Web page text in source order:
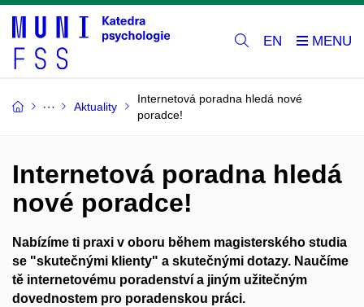
EN
Aktuality
Internetová poradna hledá nové
poradce!
Internetová poradna hledá
nové poradce!
Nabízíme ti praxi v oboru během magisterského studia
se "skutečnými klienty" a skutečnými dotazy. Naučíme
tě internetovému poradenství a jiným užitečným
dovednostem pro poradenskou práci.